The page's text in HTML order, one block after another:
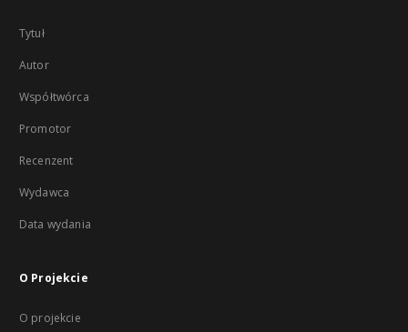
Tytuł
Autor
Współtwórca
Promotor
Recenzent
Wydawca
Data wydania
O Projekcie
O projekcie